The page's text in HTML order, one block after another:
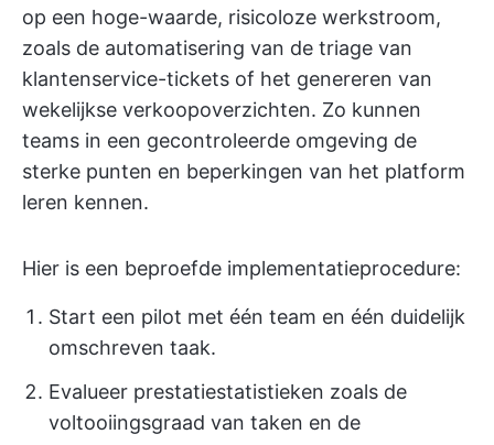
op een hoge-waarde, risicoloze werkstroom,
zoals de automatisering van de triage van
klantenservice-tickets of het genereren van
wekelijkse verkoopoverzichten. Zo kunnen
teams in een gecontroleerde omgeving de
sterke punten en beperkingen van het platform
leren kennen.
Hier is een beproefde implementatieprocedure:
Start een pilot met één team en één duidelijk
omschreven taak.
Evalueer prestatiestatistieken zoals de
voltooiingsgraad van taken en de